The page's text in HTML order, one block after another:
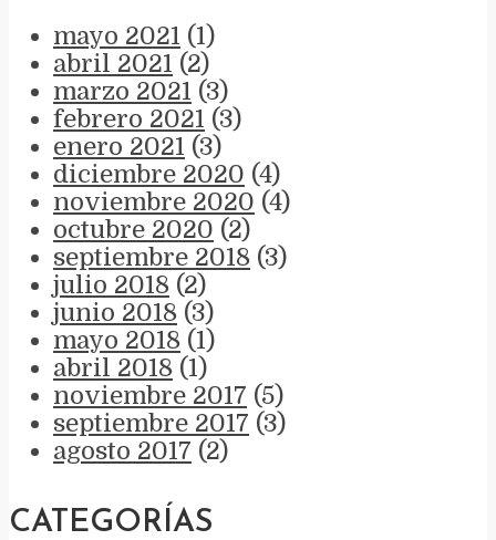
mayo 2021 (1)
abril 2021 (2)
marzo 2021 (3)
febrero 2021 (3)
enero 2021 (3)
diciembre 2020 (4)
noviembre 2020 (4)
octubre 2020 (2)
septiembre 2018 (3)
julio 2018 (2)
junio 2018 (3)
mayo 2018 (1)
abril 2018 (1)
noviembre 2017 (5)
septiembre 2017 (3)
agosto 2017 (2)
CATEGORÍAS